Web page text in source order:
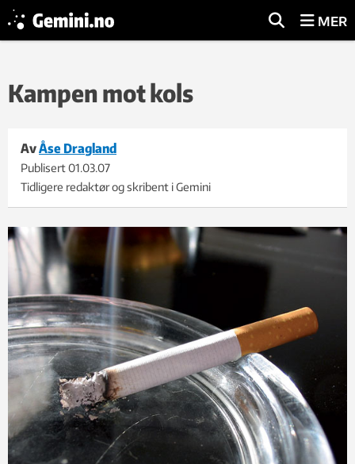
MER
Kampen mot kols
AvÅse Dragland
Publisert01.03.07
Tidligere redaktør og skribent i Gemini